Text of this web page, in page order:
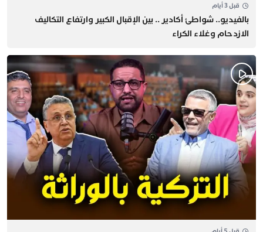
قبل 3 أيام
بالفيديو.. شواطئ أكادير .. بين الإقبال الكبير وارتفاع التكاليف
الازدحام وغلاء الكراء